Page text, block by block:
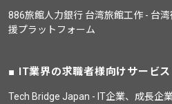
886旅館人力銀行 台湾旅館工作 - 台
援プラットフォーム
IT業界の求職者様向けサービス
Tech Bridge Japan - IT企業、成長企